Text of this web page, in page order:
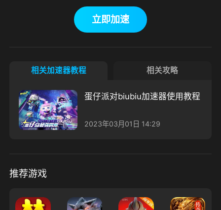
立即加速
相关加速器教程 相关攻略
蛋仔派对biubiu加速器使用教程
2023年03月01日 14:29
推荐游戏